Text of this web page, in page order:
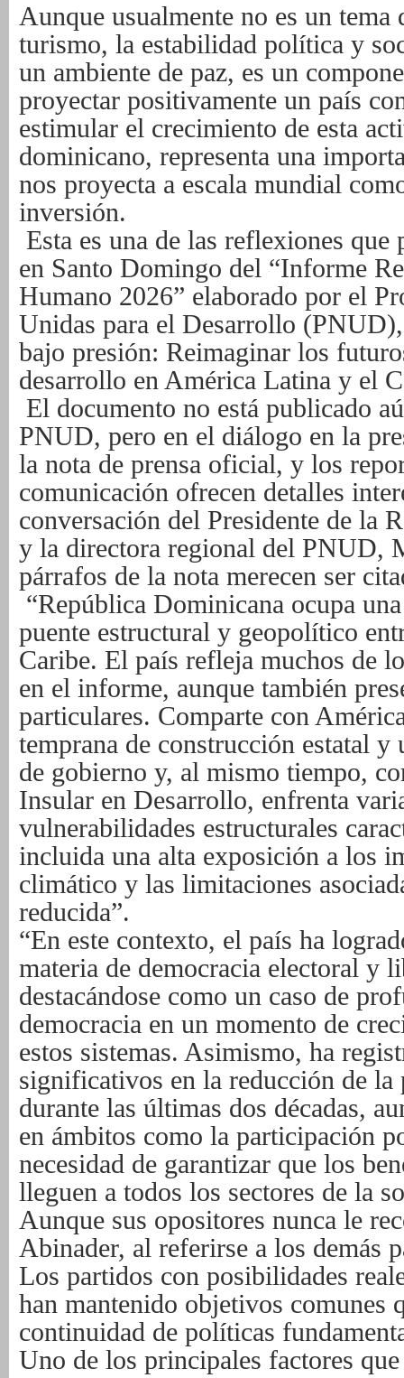
Aunque usualmente no es un tema
turismo, la estabilidad política y
un ambiente de paz, es un
proyectar positivamente un país
estimular el crecimiento de esta
dominicano, representa una
nos proyecta a escala mundial
inversión.
Esta es una de las reflexiones que
en Santo Domingo del “Informe
Humano 2026” elaborado por el
Unidas para el Desarrollo
bajo presión: Reimaginar los
desarrollo en América Latina y el
El documento no está publicado
PNUD, pero en el diálogo en la
la nota de prensa oficial, y los
comunicación ofrecen detalles
conversación del Presidente de la
y la directora regional del PNUD,
párrafos de la nota merecen ser
“República Dominicana ocupa
puente estructural y geopolítico
Caribe. El país refleja muchos de
en el informe, aunque también
particulares. Comparte con
temprana de construcción estatal y
de gobierno y, al mismo tiempo,
Insular en Desarrollo, enfrenta
vulnerabilidades estructurales
incluida una alta exposición a los
climático y las limitaciones
reducida”.
“En este contexto, el país ha
materia de democracia electoral y
destacándose como un caso de
democracia en un momento de
estos sistemas. Asimismo, ha
significativos en la reducción de la
durante las últimas dos décadas,
en ámbitos como la participación
necesidad de garantizar que los
lleguen a todos los sectores de la
Aunque sus opositores nunca le
Abinader, al referirse a los demás
Los partidos con posibilidades
han mantenido objetivos comunes
continuidad de políticas
Uno de los principales factores